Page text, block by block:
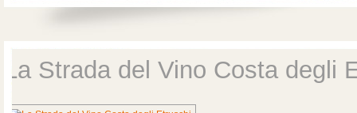
La Strada del Vino Costa degli